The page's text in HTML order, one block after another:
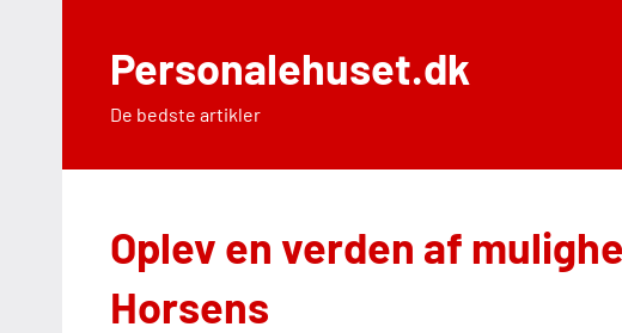
indholdPersonalehuset.dk
De bedste artikler
Oplev en verden af
Horsens